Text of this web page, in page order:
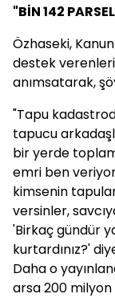
"BİN 142
Özhaseki,
destek
anımsatarak,
"Tapu
tapucu
bir yerde
emri ben
kimsenin
versinler,
'Birkaç gündür
kurtardınız?'
Daha o
arsa 200 milyon